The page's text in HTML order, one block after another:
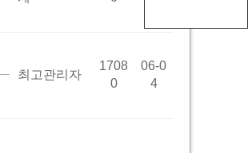
최고관리자
1708
0
06-0
4